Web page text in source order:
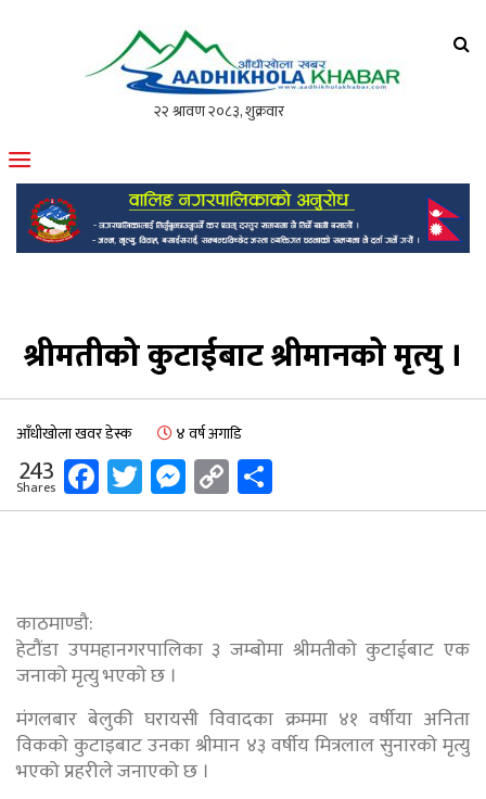
मोफसलकै लोकप्रिय अनलाइन पत्रिका
श्रीमतीको कुटाईबाट श्रीमानको मृत्यु ।
आँधीखोला खवर डेस्क ४ वर्ष अगाडि
243
Shares Facebook
Twitter
Messenger
Copy
Link
काठमाण्डौ:
हेटौंडा उपमहानगरपालिका ३ जम्बोमा श्रीमतीको कुटाईबाट एक
जनाको मृत्यु भएको छ ।
मंगलबार बेलुकी घरायसी विवादका क्रममा ४१ वर्षीया अनिता
विकको कुटाइबाट उनका श्रीमान ४३ वर्षीय मित्रलाल सुनारको मृत्यु
भएको प्रहरीले जनाएको छ ।